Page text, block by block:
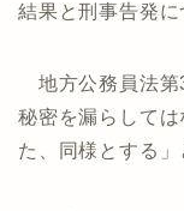
結果と刑事告発に
地方公務員法第
秘密を漏らして
た、同様とする」